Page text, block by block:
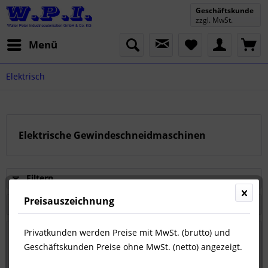
Menü
Geschäftskunde
zzgl. MwSt.
Elektrisch
Elektrische Gewindeschneidmaschinen
Filtern
Preisauszeichnung
Privatkunden werden Preise mit MwSt. (brutto) und
Geschäftskunden Preise ohne MwSt. (netto) angezeigt.